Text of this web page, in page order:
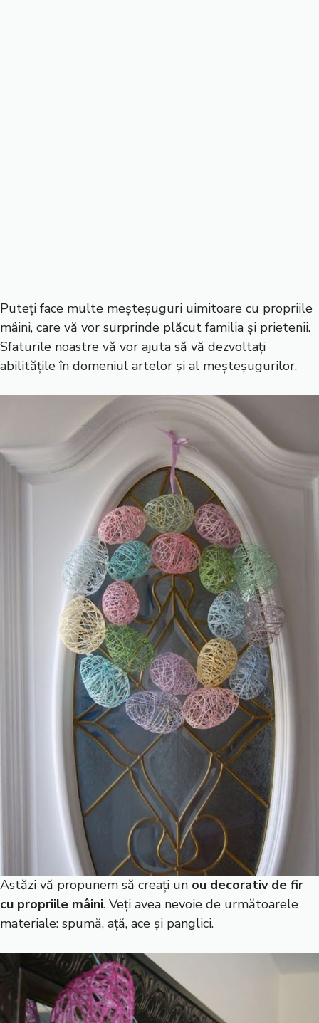
Puteți face multe meșteșuguri uimitoare cu propriile
mâini, care vă vor surprinde plăcut familia și prietenii.
Sfaturile noastre vă vor ajuta să vă dezvoltați
abilitățile în domeniul artelor și al meșteșugurilor.
Astăzi vă propunem să creați un ou decorativ de fir
cu propriile mâini. Veți avea nevoie de următoarele
materiale: spumă, ață, ace și panglici.